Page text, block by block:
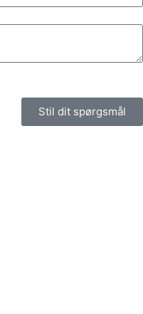
Stil dit spørgsmål